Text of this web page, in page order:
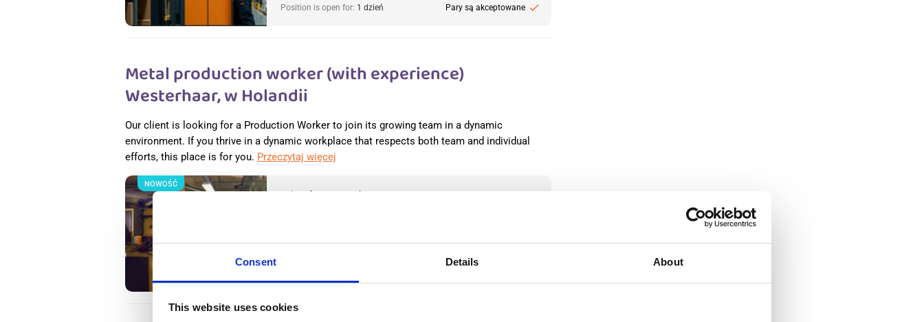
Consent Details About
This website uses cookies
Position is open for: 1 dzień Pary są akceptowane check
Metal production worker (with experience)
Westerhaar, w Holandii
Our client is looking for a Production Worker to join its growing team in a dynamic
environment. If you thrive in a dynamic workplace that respects both team and individual
efforts, this place is for you. Przeczytaj więcej
Salary: from 14,99€/h star_border
Westerhaar, Holandia
NOWOŚĆ